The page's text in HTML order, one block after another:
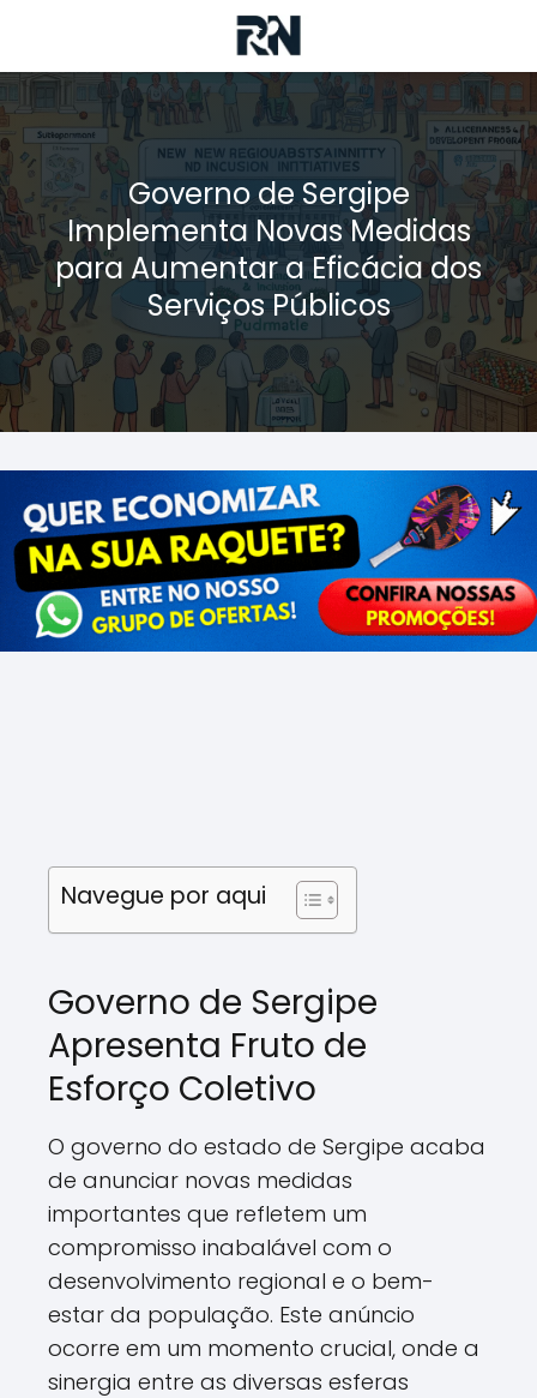
Governo de Sergipe
Implementa Novas Medidas
para Aumentar a Eficácia dos
Serviços Públicos
Navegue por aqui
Governo de Sergipe
Apresenta Fruto de
Esforço Coletivo
O governo do estado de Sergipe acaba
de anunciar novas medidas
importantes que refletem um
compromisso inabalável com o
desenvolvimento regional e o bem-
estar da população. Este anúncio
ocorre em um momento crucial, onde a
sinergia entre as diversas esferas